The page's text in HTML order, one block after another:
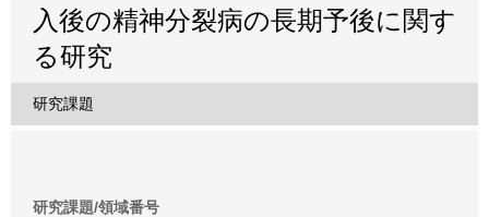
入後の精神分裂病の長期予後に関す
る研究
研究課題
研究課題/領域番号